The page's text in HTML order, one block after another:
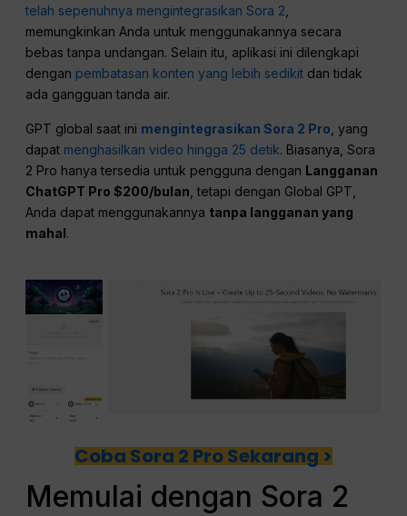
telah sepenuhnya mengintegrasikan Sora 2,
memungkinkan Anda untuk menggunakannya secara
bebas tanpa undangan. Selain itu, aplikasi ini dilengkapi
dengan pembatasan konten yang lebih sedikit dan tidak
ada gangguan tanda air.
GPT global saat ini mengintegrasikan Sora 2 Pro , yang
dapat menghasilkan video hingga 25 detik. Biasanya, Sora
2 Pro hanya tersedia untuk pengguna dengan Langganan
ChatGPT Pro $200/bulan , tetapi dengan Global GPT,
Anda dapat menggunakannya tanpa langganan yang
mahal.
Coba Sora 2 Pro Sekarang >
Memulai dengan Sora 2